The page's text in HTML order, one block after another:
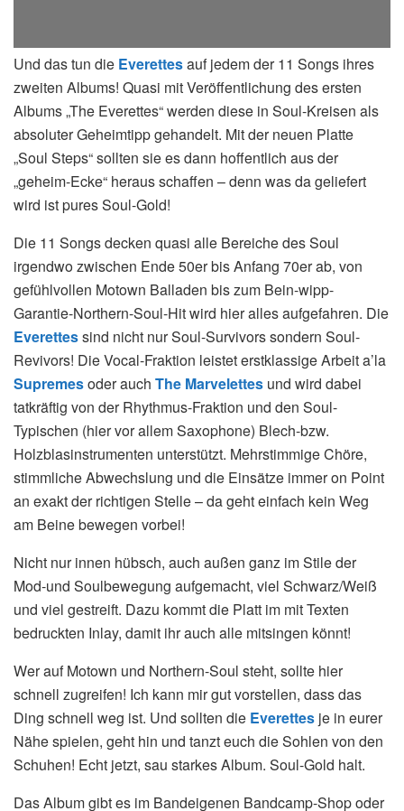
Und das tun die Everettesauf jedem der 11 Songs ihres
zweiten Albums! Quasi mit Veröffentlichung des ersten
Albums „The Everettes“ werden diese in Soul-Kreisen als
absoluter Geheimtipp gehandelt. Mit der neuen Platte
„Soul Steps“ sollten sie es dann hoffentlich aus der
„geheim-Ecke“ heraus schaffen – denn was da geliefert
wird ist pures Soul-Gold!
Die 11 Songs decken quasi alle Bereiche des Soul
irgendwo zwischen Ende 50er bis Anfang 70er ab, von
gefühlvollen Motown Balladen bis zum Bein-wipp-
Garantie-Northern-Soul-Hit wird hier alles aufgefahren. Die
Everettessind nicht nur Soul-Survivors sondern Soul-
Revivors! Die Vocal-Fraktion leistet erstklassige Arbeit a’la
Supremesoder auch The Marvelettes und wird dabei
tatkräftig von der Rhythmus-Fraktion und den Soul-
Typischen (hier vor allem Saxophone) Blech-bzw.
Holzblasinstrumenten unterstützt. Mehrstimmige Chöre,
stimmliche Abwechslung und die Einsätze immer on Point
an exakt der richtigen Stelle – da geht einfach kein Weg
am Beine bewegen vorbei!
Nicht nur innen hübsch, auch außen ganz im Stile der
Mod-und Soulbewegung aufgemacht, viel Schwarz/Weiß
und viel gestreift. Dazu kommt die Platt im mit Texten
bedruckten Inlay, damit ihr auch alle mitsingen könnt!
Wer auf Motown und Northern-Soul steht, sollte hier
schnell zugreifen! Ich kann mir gut vorstellen, dass das
Ding schnell weg ist. Und sollten die Everettes je in eurer
Nähe spielen, geht hin und tanzt euch die Sohlen von den
Schuhen! Echt jetzt, sau starkes Album. Soul-Gold halt.
Das Album gibt es im Bandeigenen Bandcamp-Shop oder